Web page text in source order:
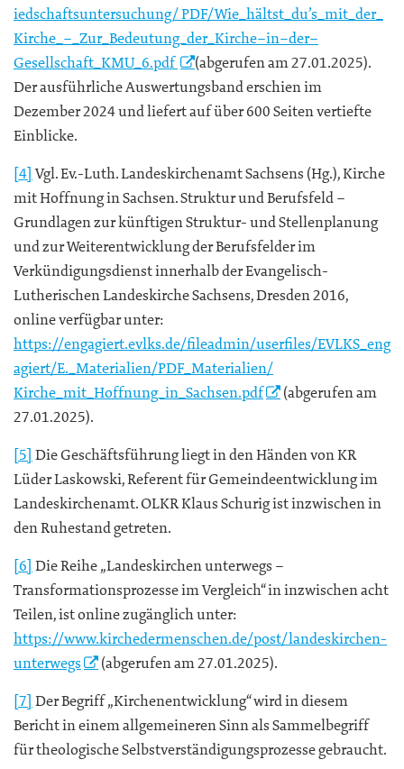
iedschaftsuntersuchung/ PDF/Wie_hältst_du’s_mit_der_
Kirche_–_Zur_Bedeutung_der_Kirche–in–der–
Gesellschaft_KMU_6.pdf
(abgerufen am 27.01.2025).
Der ausführliche Auswertungsband erschien im
Dezember 2024 und liefert auf über 600 Seiten vertiefte
Einblicke.
[4]Vgl. Ev.-Luth. Landeskirchenamt Sachsens (Hg.), Kirche
mit Hoffnung in Sachsen. Struktur und Berufsfeld –
Grundlagen zur künftigen Struktur- und Stellenplanung
und zur Weiterentwicklung der Berufsfelder im
Verkündigungsdienst innerhalb der Evangelisch-
Lutherischen Landeskirche Sachsens, Dresden 2016,
online verfügbar unter:
https://engagiert.evlks.de/fileadmin/userfiles/EVLKS_eng
agiert/E._Materialien/PDF_Materialien/
Kirche_mit_Hoffnung_in_Sachsen.pdf
(abgerufen am
27.01.2025).
[5] Die Geschäftsführung liegt in den Händen von KR
Lüder Laskowski, Referent für Gemeindeentwicklung im
Landeskirchenamt. OLKR Klaus Schurig ist inzwischen in
den Ruhestand getreten.
[6] Die Reihe „Landeskirchen unterwegs –
Transformationsprozesse im Vergleich“ in inzwischen acht
Teilen, ist online zugänglich unter:
https://www.kirchedermenschen.de/post/landeskirchen-
unterwegs
(abgerufen am 27.01.2025).
[7] Der Begriff „Kirchenentwicklung“ wird in diesem
Bericht in einem allgemeineren Sinn als Sammelbegriff
für theologische Selbstverständigungsprozesse gebraucht.